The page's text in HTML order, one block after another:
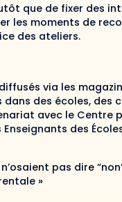
que de fixer des
moments de
des ateliers.
via les
des écoles, des
avec le Centre
des
pas dire
»